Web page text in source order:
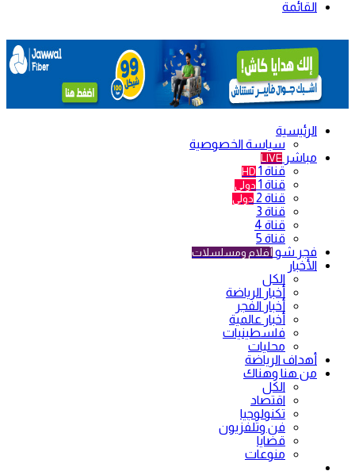
القائمة
الرئيسية
سياسة الخصوصية
مباشر LIVE
قناة 1 HD
قناة 1 دولي
قناة 2 دولي
قناة 3
قناة 4
قناة 5
فجر شو أفلام ومسلسلات
الأخبار
الكل
أخبار الرياضة
أخبار الفجر
أخبار عالمية
فلسطينيات
محليات
أهداف الرياضة
من هنا وهناك
الكل
اقتصاد
تكنولوجيا
فن وتلفزيون
قضايا
منوعات